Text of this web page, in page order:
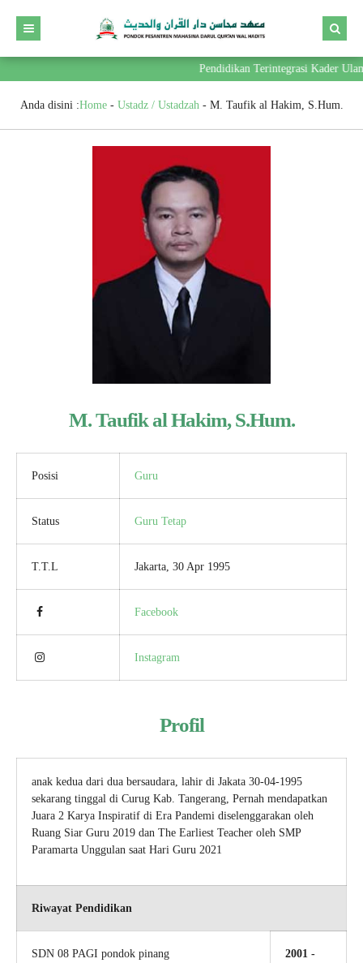
Pendidikan Terintegrasi Kader
Anda disini :Home- Ustadz / Ustadzah- M. Taufik al Hakim, S.Hum.
M. Taufik al Hakim, S.Hum.
Posisi Guru
Status Guru Tetap
T.T.L Jakarta, 30 Apr 1995
Facebook
Instagram
Profil
anak kedua dari dua bersaudara, lahir di Jakata 30-04-1995
sekarang tinggal di Curug Kab. Tangerang, Pernah mendapatkan
Juara 2 Karya Inspiratif di Era Pandemi diselenggarakan oleh
Ruang Siar Guru 2019 dan The Earliest Teacher oleh SMP
Paramarta Unggulan saat Hari Guru 2021
Riwayat Pendidikan
SDN 08 PAGI pondok pinang
2001 -